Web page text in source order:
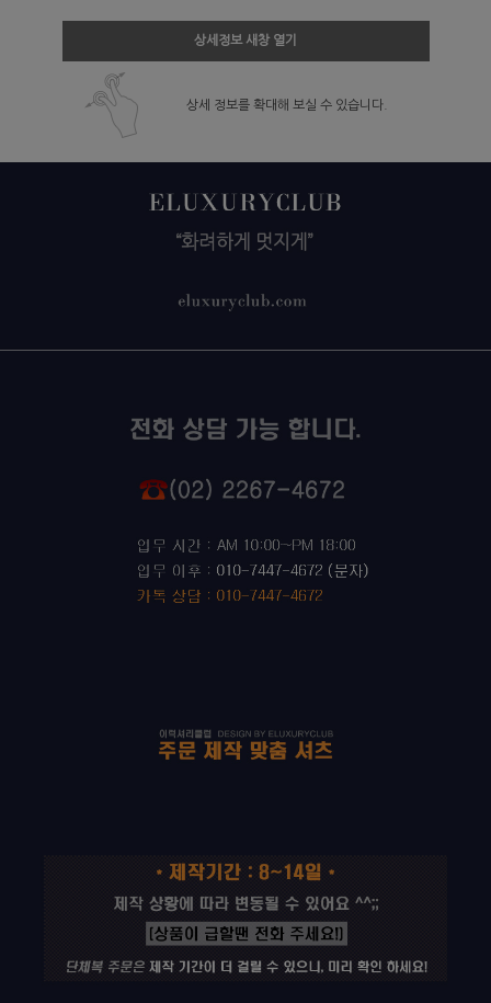
상세정보 새창 열기
상세 정보를 확대해 보실 수 있습니다.